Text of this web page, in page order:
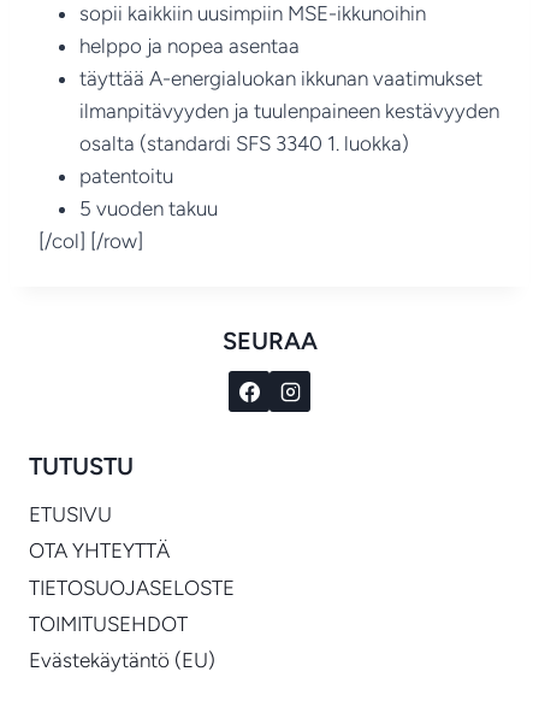
sopii kaikkiin uusimpiin MSE-ikkunoihin
helppo ja nopea asentaa
täyttää A-energialuokan ikkunan vaatimukset
ilmanpitävyyden ja tuulenpaineen kestävyyden
osalta (standardi SFS 3340 1. luokka)
patentoitu
5 vuoden takuu
[/col] [/row]
SEURAA
TUTUSTU
ETUSIVU
OTA YHTEYTTÄ
TIETOSUOJASELOSTE
TOIMITUSEHDOT
Evästekäytäntö (EU)